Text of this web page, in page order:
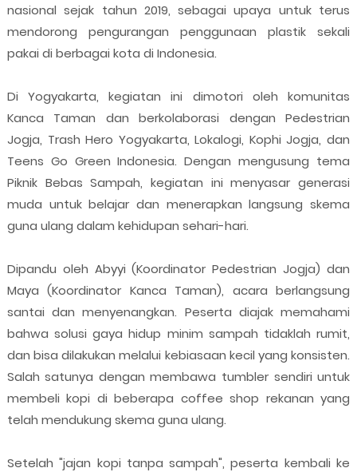
nasional sejak tahun 2019, sebagai upaya untuk terus
mendorong pengurangan penggunaan plastik sekali
pakai di berbagai kota di Indonesia.
Di Yogyakarta, kegiatan ini dimotori oleh komunitas
Kanca Taman dan berkolaborasi dengan Pedestrian
Jogja, Trash Hero Yogyakarta, Lokalogi, Kophi Jogja, dan
Teens Go Green Indonesia. Dengan mengusung tema
Piknik Bebas Sampah, kegiatan ini menyasar generasi
muda untuk belajar dan menerapkan langsung skema
guna ulang dalam kehidupan sehari-hari.
Dipandu oleh Abyyi (Koordinator Pedestrian Jogja) dan
Maya (Koordinator Kanca Taman), acara berlangsung
santai dan menyenangkan. Peserta diajak memahami
bahwa solusi gaya hidup minim sampah tidaklah rumit,
dan bisa dilakukan melalui kebiasaan kecil yang konsisten.
Salah satunya dengan membawa tumbler sendiri untuk
membeli kopi di beberapa coffee shop rekanan yang
telah mendukung skema guna ulang.
Setelah "jajan kopi tanpa sampah", peserta kembali ke